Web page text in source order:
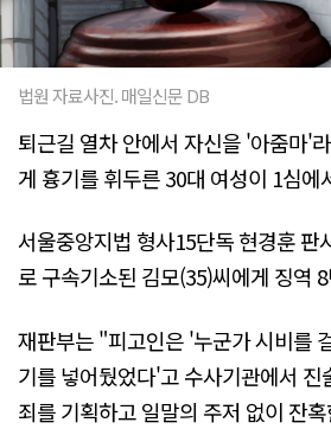
법원 자료사진. 매일신문 DB
퇴근길 열차 안에서 자신을 '아줌마'
게 흉기를 휘두른 30대 여성이 1심에
서울중앙지법 형사15단독 현경훈 판
로 구속기소된 김모(35)씨에게 징역
재판부는 "피고인은 '누군가 시비를
기를 넣어뒀었다'고 수사기관에서
죄를 기획하고 일말의 주저 없이 잔